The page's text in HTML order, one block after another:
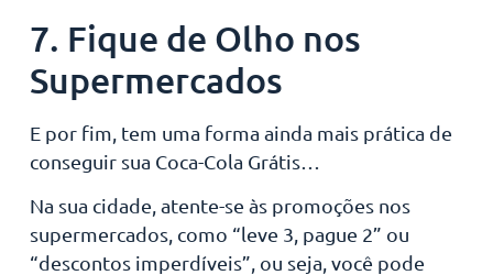
7. Fique de Olho nos
Supermercados
E por fim, tem uma forma ainda mais prática de
conseguir sua Coca-Cola Grátis…
Na sua cidade, atente-se às promoções nos
supermercados, como “leve 3, pague 2” ou
“descontos imperdíveis”, ou seja, você pode